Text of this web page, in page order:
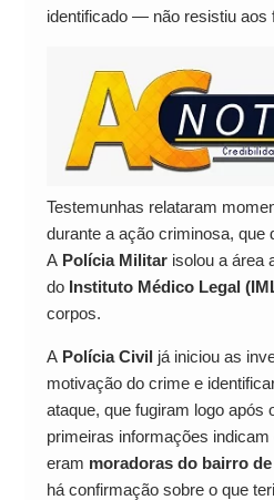
identificado — não resistiu aos
Testemunhas relataram
durante a ação criminosa, que
A Polícia Militarisolou a área
do Instituto Médico Legal
corpos.
A Polícia Civil já iniciou as
motivação do crime e
ataque, que fugiram logo após
primeiras informações
eram moradoras do bairro
há confirmação sobre o que